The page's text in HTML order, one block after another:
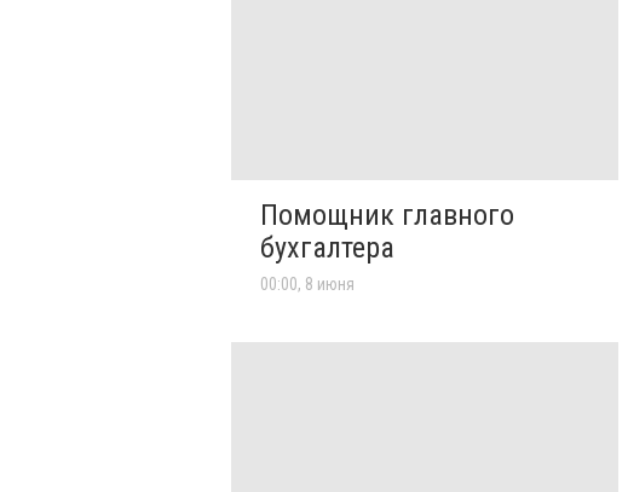
Помощник главного
бухгалтера
00:00, 8 июня